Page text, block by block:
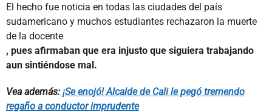
El hecho fue noticia en todas las ciudades del país
sudamericano y muchos estudiantes rechazaron la muerte
de la docente
, pues afirmaban que era injusto que siguiera trabajando
aun sintiéndose mal.
Vea además: ¡Se enojó! Alcalde de Cali le pegó tremendo
regaño a conductor imprudente